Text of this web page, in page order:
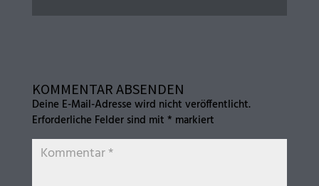
KOMMENTAR ABSENDEN
Deine E-Mail-Adresse wird nicht veröffentlicht.
Erforderliche Felder sind mit * markiert